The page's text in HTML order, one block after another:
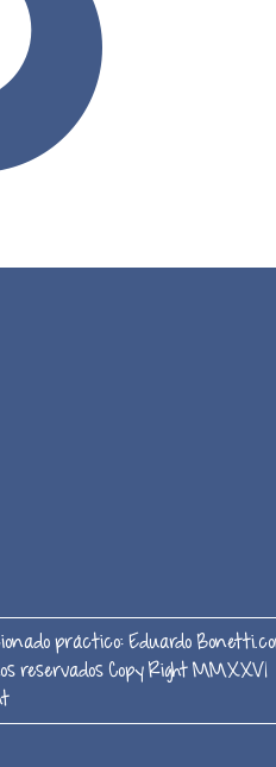
práctico:Eduardo
reservados Copy Right MMXXVI